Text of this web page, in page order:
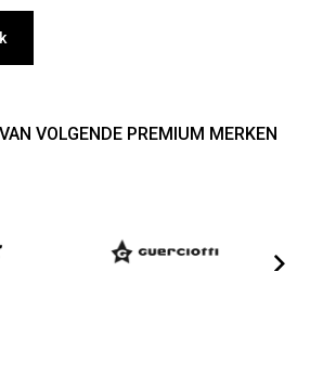
VOLGENDE PREMIUM MERKEN